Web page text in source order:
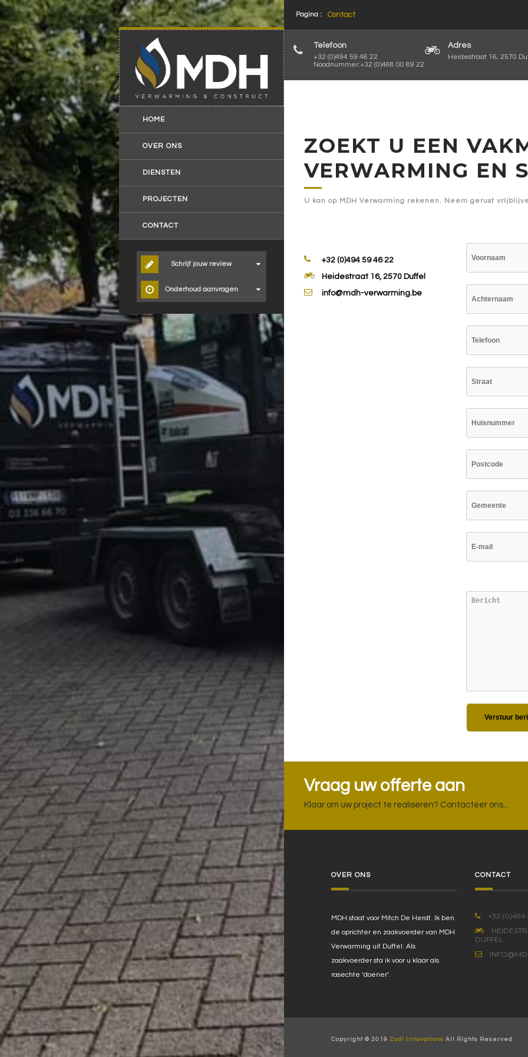
Pagina : Contact
Telefoon
+32 (0)494 59 46 22
Noodnummer:+32 (0)468 00 89 22
Adres
Heidestraat 16, 2570
HOME
OVER ONS
DIENSTEN
PROJECTEN
CONTACT
Schrijf jouw review
Onderhoud aanvragen
ZOEKT U EEN
VERWARMING EN
U kan op MDH Verwarming rekenen. Neem gerust
+32 (0)494 59 46 22
Heidestraat 16, 2570 Duffel
info@mdh-verwarming.be
Verstuur
Vraag uw offerte aan
Klaar om uw project te realiseren? Contacteer ons...
OVER ONS
MDH staat voor Mitch De Herdt. Ik ben
de oprichter en zaakvoerder van MDH
Verwarming uit Duffel. Als
zaakvoerder sta ik voor u klaar als
rasechte ‘doener’.
CONTACT
+32 (0)494
DUFFEL
Copyright © 2019 Zodi Innovations All Rights Reserved